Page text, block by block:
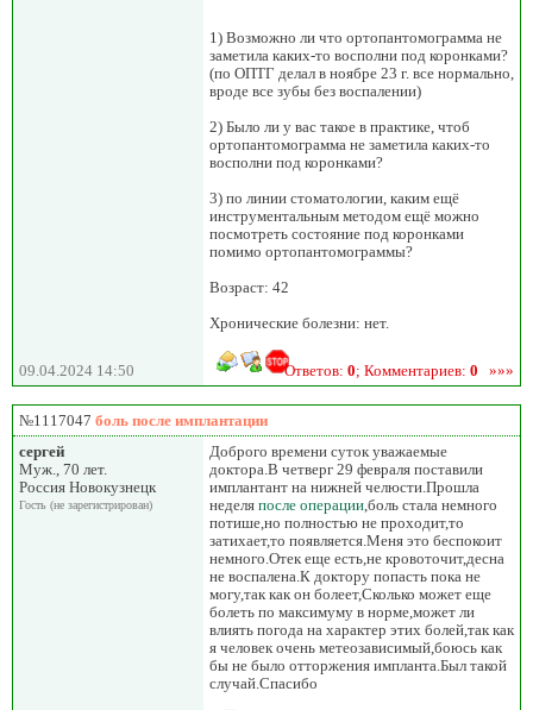
1) Возможно ли что ортопантомограмма не
заметила каких-то восполни под коронками?
(по ОПТГ делал в ноябре 23 г. все нормально,
вроде все зубы без воспалении)
2) Было ли у вас такое в практике, чтоб
ортопантомограмма не заметила каких-то
восполни под коронками?
3) по линии стоматологии, каким ещё
инструментальным методом ещё можно
посмотреть состояние под коронками
помимо ортопантомограммы?
Возраст: 42
Хронические болезни: нет.
09.04.2024 14:50 Ответов: 0; Комментариев: 0 »»»
№1117047 боль после имплантации
сергей
Муж., 70 лет.
Россия Новокузнецк
Гость (не зарегистрирован)
Доброго времени суток уважаемые
доктора.В четверг 29 февраля поставили
имплантант на нижней челюсти.Прошла
неделя после операции,боль стала немного
потише,но полностью не проходит,то
затихает,то появляется.Меня это беспокоит
немного.Отек еще есть,не кровоточит,десна
не воспалена.К доктору попасть пока не
могу,так как он болеет,Сколько может еще
болеть по максимуму в норме,может ли
влиять погода на характер этих болей,так как
я человек очень метеозависимый,боюсь как
бы не было отторжения импланта.Был такой
случай.Спасибо